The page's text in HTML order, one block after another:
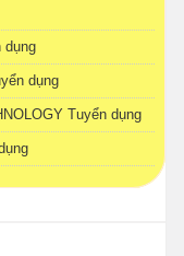
dụng
dụng
Tuyển dụng